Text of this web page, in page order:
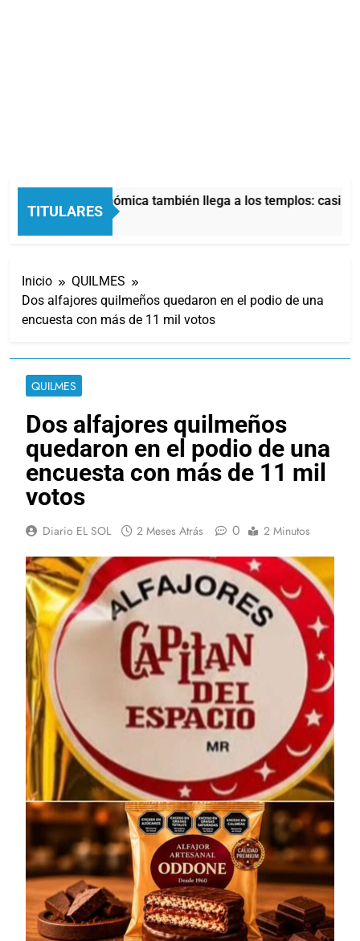
TITULARES
La crisis económica también llega a los templos: casi la
7 Horas Atrás
Inicio
QUILMES
Dos alfajores quilmeños quedaron en el podio de una
encuesta con más de 11 mil votos
QUILMES
Dos alfajores quilmeños
quedaron en el podio de una
encuesta con más de 11 mil
votos
Diario EL SOL 2 Meses Atrás 0 2 Minutos